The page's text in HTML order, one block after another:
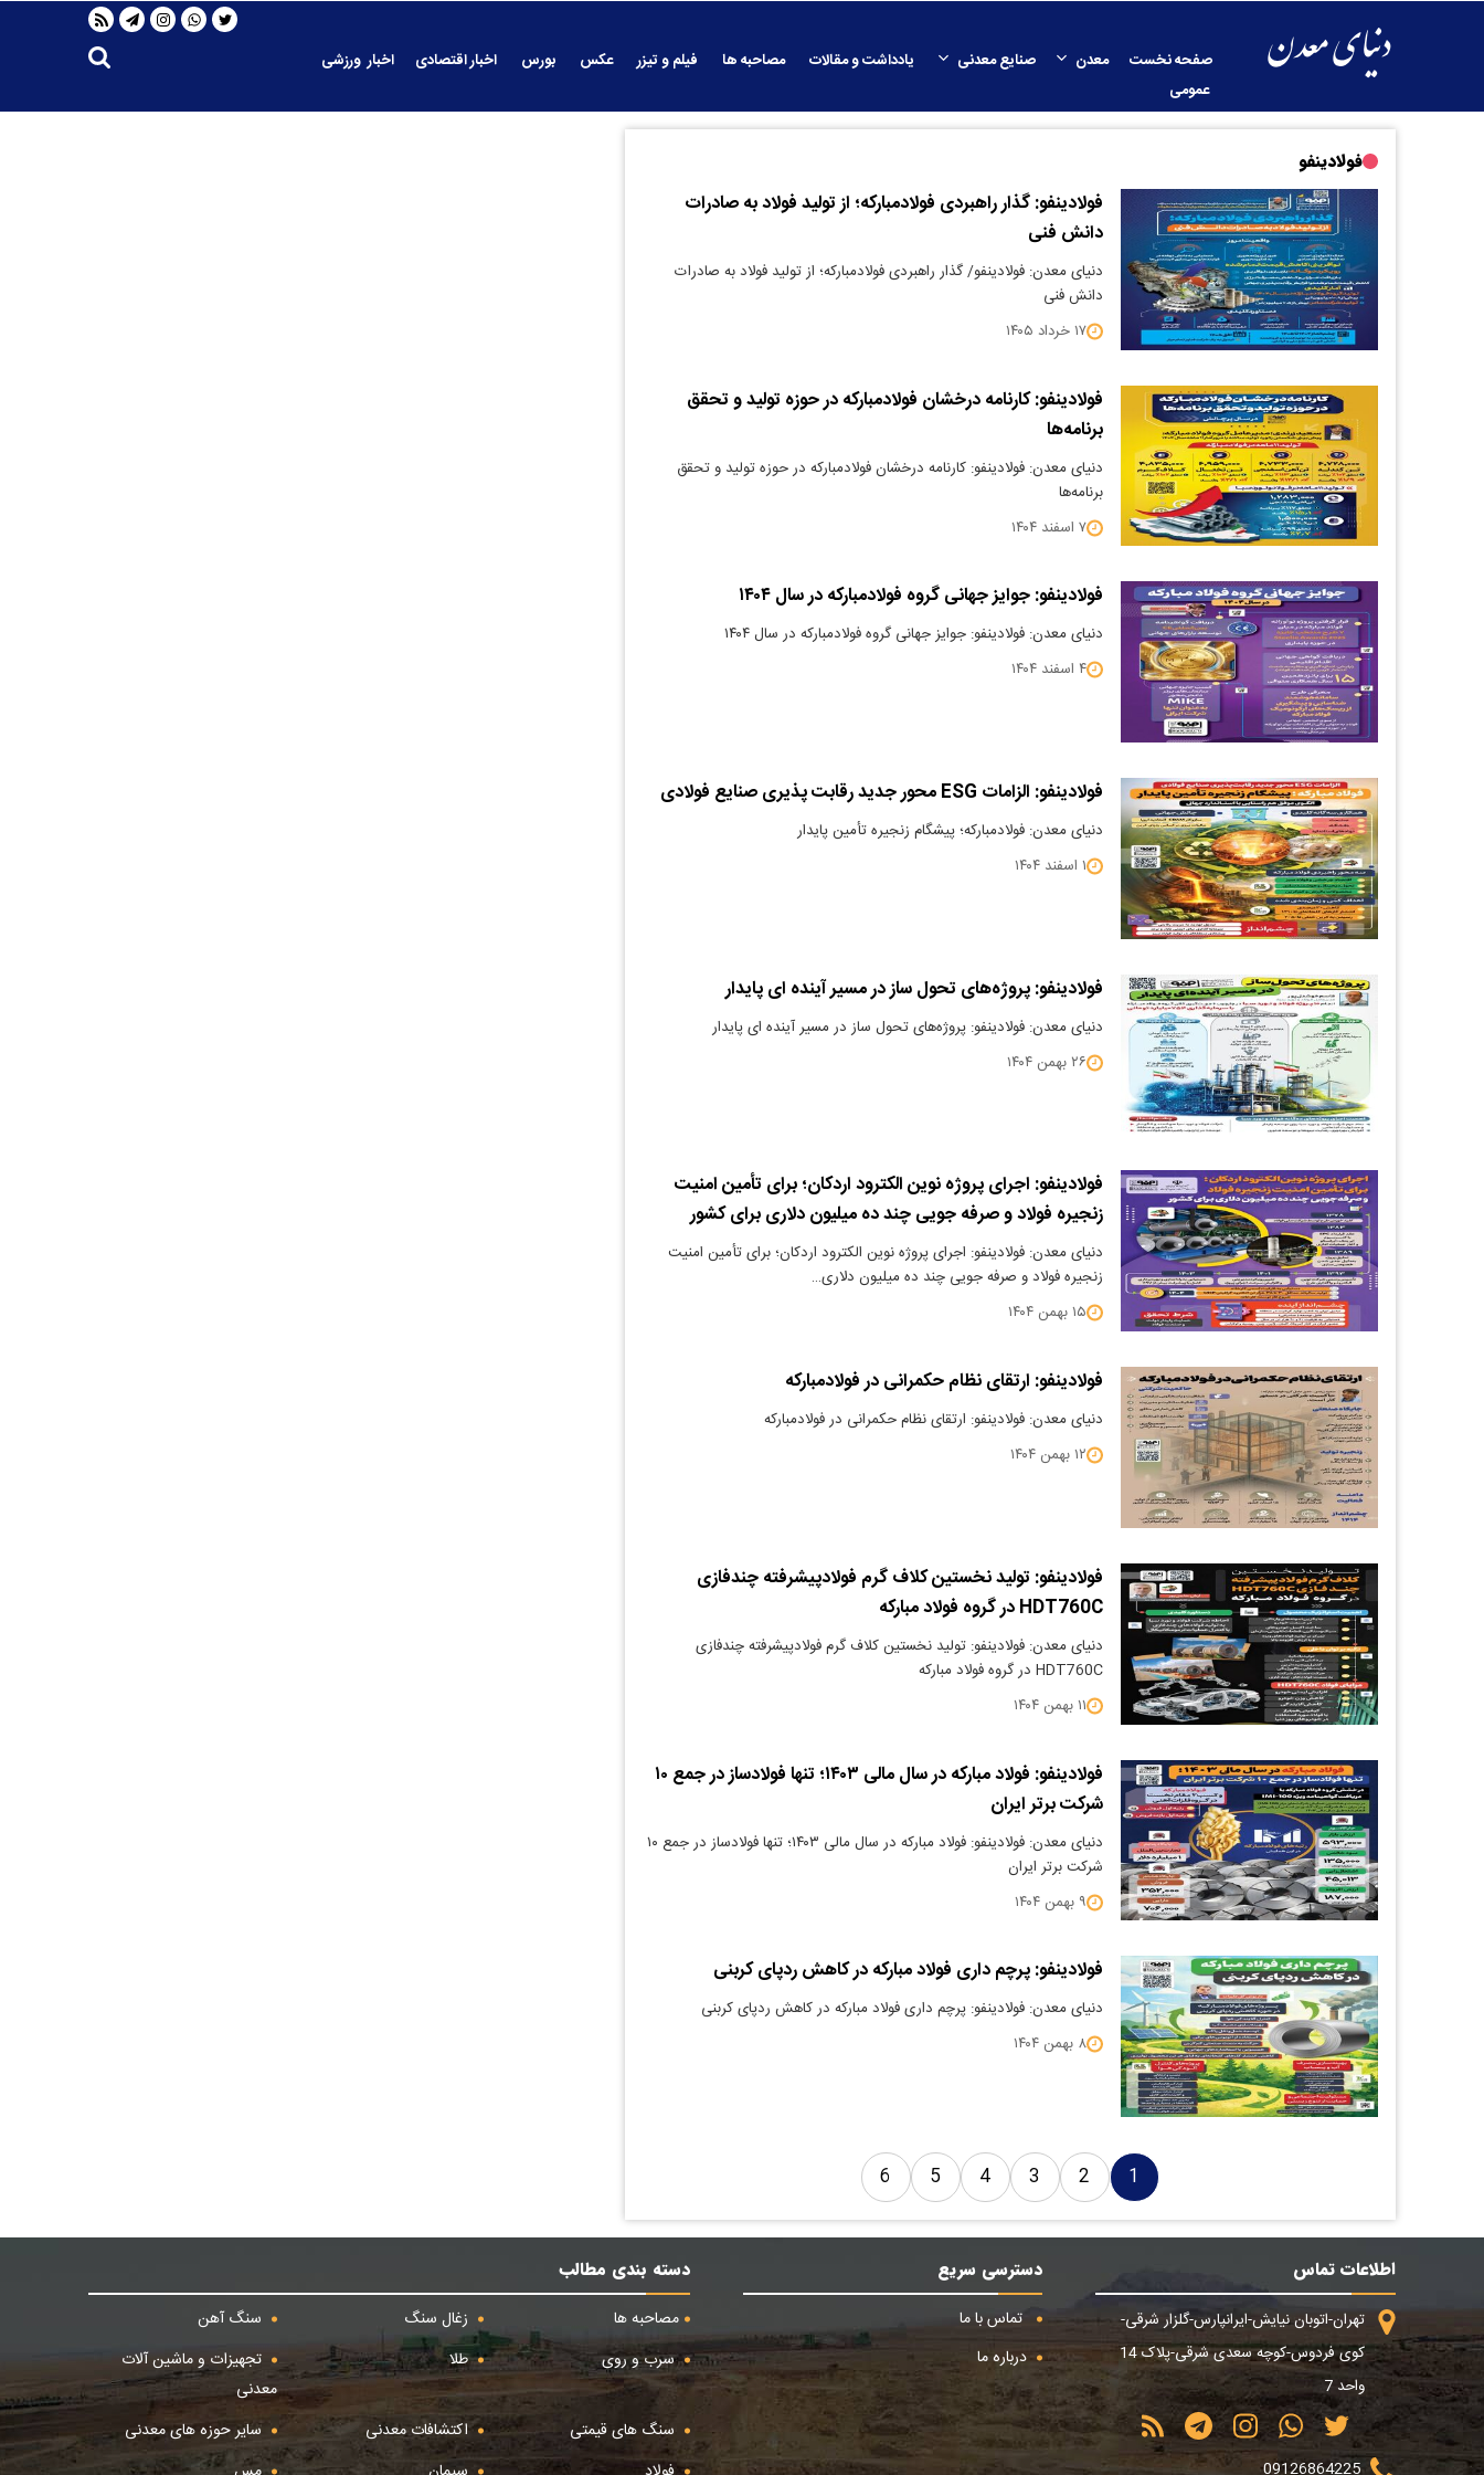
صفحه نخست معدن صنایع معدنی یادداشت و مقالات مصاحبه ها فیلم و تیزر عکس بورس اخبار اقتصادی
اخبار ورزشی
عمومی
فولادینفو
فولادینفو: گذار راهبردی فولادمبارکه؛ از تولید فولاد به صادرات
دانش فنی
دنیای معدن: فولادینفو/ گذار راهبردی فولادمبارکه؛ از تولید فولاد به صادرات
دانش فنی
۱۷ خرداد ۱۴۰۵
فولادینفو: کارنامه درخشان فولاد‌مبارکه در حوزه تولید و تحقق
برنامه‌ها
دنیای معدن: فولادینفو: کارنامه درخشان فولاد‌مبارکه در حوزه تولید و تحقق
برنامه‌ها
۷ اسفند ۱۴۰۴
فولادینفو: جوایز جهانی گروه فولادمبارکه در سال ۱۴۰۴
دنیای معدن: فولادینفو: جوایز جهانی گروه فولادمبارکه در سال ۱۴۰۴
۴ اسفند ۱۴۰۴
فولادینفو: الزامات ESG محور جدید رقابت پذیری صنایع فولادی
دنیای معدن: فولادمبارکه؛ پیشگام زنجیره تأمین پایدار
۱ اسفند ۱۴۰۴
فولادینفو: پروژه‌های تحول ساز در مسیر آینده ای پایدار
دنیای معدن: فولادینفو: پروژه‌های تحول ساز در مسیر آینده ای پایدار
۲۶ بهمن ۱۴۰۴
فولادینفو: اجرای پروژه نوین الکترود اردکان؛ برای تأمین امنیت
زنجیره فولاد و صرفه جویی چند ده میلیون دلاری برای کشور
دنیای معدن: فولادینفو: اجرای پروژه نوین الکترود اردکان؛ برای تأمین امنیت
زنجیره فولاد و صرفه جویی چند ده میلیون دلاری…
۱۵ بهمن ۱۴۰۴
فولادینفو: ارتقای نظام حکمرانی در فولاد‌مبارکه
دنیای معدن: فولادینفو: ارتقای نظام حکمرانی در فولاد‌مبارکه
۱۲ بهمن ۱۴۰۴
فولادینفو: تولید نخستین کلاف گرم فولادپیشرفته چندفازی
HDT760C در گروه فولاد مبارکه
دنیای معدن: فولادینفو: تولید نخستین کلاف گرم فولادپیشرفته چندفازی
HDT760C در گروه فولاد مبارکه
۱۱ بهمن ۱۴۰۴
فولادینفو: فولاد مبارکه در سال مالی ۱۴۰۳؛ تنها فولادساز در جمع ۱۰
شرکت برتر ایران
دنیای معدن: فولادینفو: فولاد مبارکه در سال مالی ۱۴۰۳؛ تنها فولادساز در جمع ۱۰
شرکت برتر ایران
۹ بهمن ۱۴۰۴
فولادینفو: پرچم داری فولاد مبارکه در کاهش ردپای کربنی
دنیای معدن: فولادینفو: پرچم داری فولاد مبارکه در کاهش ردپای کربنی
۸ بهمن ۱۴۰۴
1
2
3
4
5
6
اطلاعات تماس
تهران-اتوبان نیایش-ایرانپارس-گلزار شرقی-
کوی فردوس-کوچه سعدی شرقی-پلاک 14
واحد 7
09126864225
دسترسی سریع
تماس با ما
درباره ما
دسته بندی مطالب
مصاحبه ها
زغال سنگ
سنگ آهن
سرب و روی
طلا
تجهیزات و ماشین آلات
معدنی
سنگ های قیمتی
اکتشافات معدنی
سایر حوزه های معدنی